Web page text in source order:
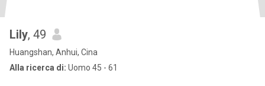
Lily, 49
Huangshan, Anhui, Cina
Alla ricerca di: Uomo 45 - 61